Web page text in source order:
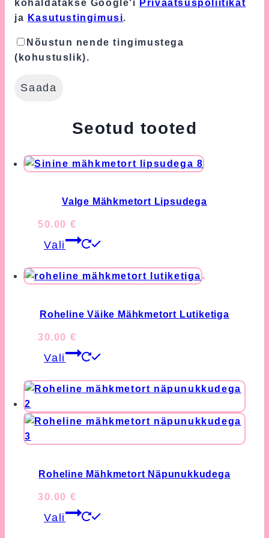
kohaldatakse Google'i Privaatsuspoliitikat
ja Kasutustingimusi.
Nõustun nende tingimustega
(kohustuslik).
Seotud tooted
Valge Mähkmetort Lipsudega
50.00 €
Vali
has
multiple
The
on
product
Roheline Väike Mähkmetort Lutiketiga
30.00 €
Vali
has
multiple
variants.
The
options
be
Roheline Mähkmetort Näpunukkudega
30.00 €
Vali